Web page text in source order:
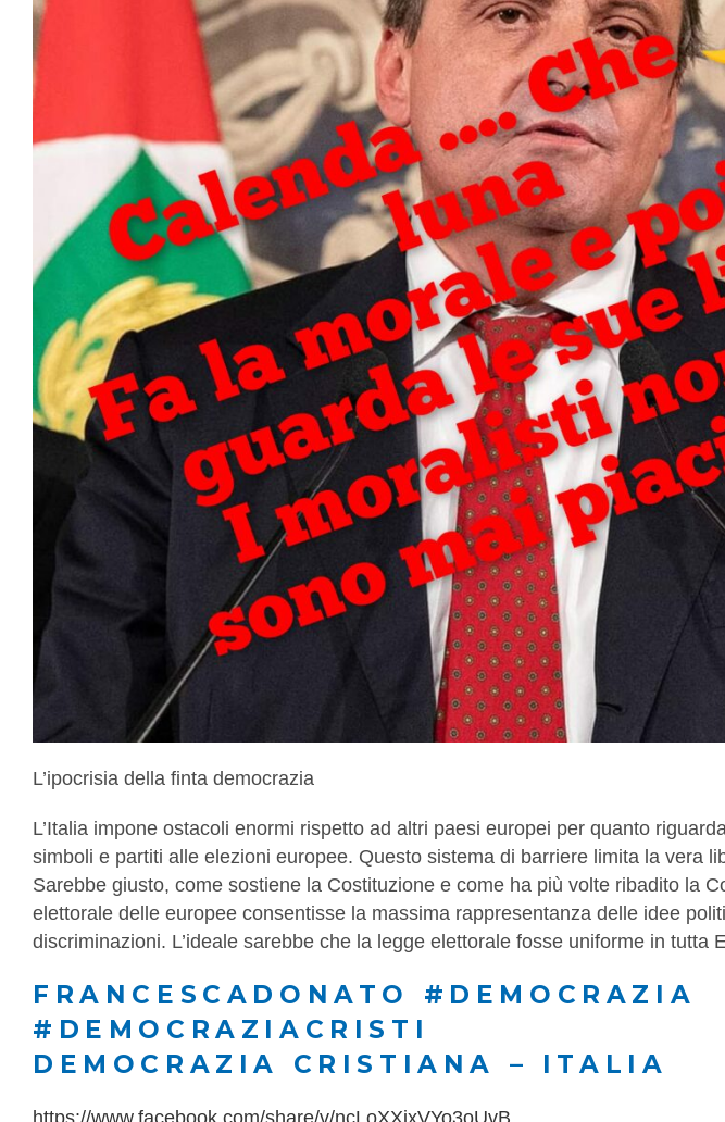
L’ipocrisia della finta democrazia
L’Italia impone ostacoli enormi rispetto ad altri paesi europei per quanto
simboli e partiti alle elezioni europee. Questo sistema di barriere limita la vera
Sarebbe giusto, come sostiene la Costituzione e come ha più volte ribadito la
elettorale delle europee consentisse la massima rappresentanza delle idee
discriminazioni. L’ideale sarebbe che la legge elettorale fosse uniforme in tutta
FRANCESCADONATO #DEMOCRAZIA
#DEMOCRAZIACRISTI
DEMOCRAZIA CRISTIANA – ITALIA